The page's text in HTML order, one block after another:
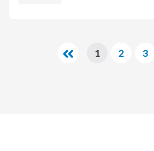
1 2 3